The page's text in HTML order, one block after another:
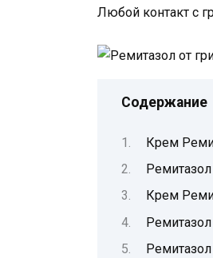
Любой контакт с
Содержание
Крем
Крем